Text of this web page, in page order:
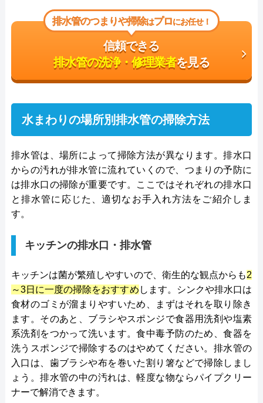
排水管のつまりや掃除はプロにお任せ！
信頼できる
排水管の洗浄・修理業者を見る
水まわりの場所別排水管の掃除方法
排水管は、場所によって掃除方法が異なります。排水口
からの汚れが排水管に流れていくので、つまりの予防に
は排水口の掃除が重要です。ここではそれぞれの排水口
と排水管に応じた、適切なお手入れ方法をご紹介しま
す。
キッチンの排水口・排水管
キッチンは菌が繁殖しやすいので、衛生的な観点からも2
～3日に一度の掃除をおすすめ します。シンクや排水口は
食材のゴミが溜まりやすいため、まずはそれを取り除き
ます。そのあと、ブラシやスポンジで食器用洗剤や塩素
系洗剤をつかって洗います。食中毒予防のため、食器を
洗うスポンジで掃除するのはやめてください。排水管の
入口は、歯ブラシや布を巻いた割り箸などで掃除しまし
ょう。排水管の中の汚れは、軽度な物ならパイプクリー
ナーで解消できます。